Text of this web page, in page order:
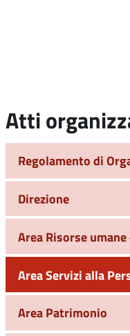
Atti
Regolamento di
Direzione
Area Risorse
Area Servizi alla
Area Patrimonio